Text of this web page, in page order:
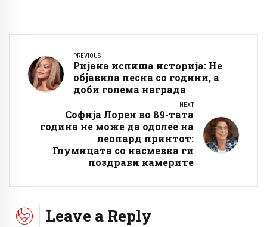
PREVIOUS
Ријана испиша историја: Не
објавила песна со години, а
доби голема награда
NEXT
Софија Лорен во 89-тата
година не може да одолее на
леопард принтот:
Глумицата со насмевка ги
поздрави камерите
Leave a Reply